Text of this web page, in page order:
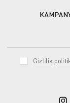
Gizlilik